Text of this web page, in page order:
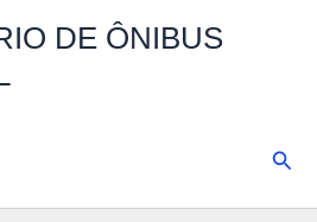
DE ÔNIBUS